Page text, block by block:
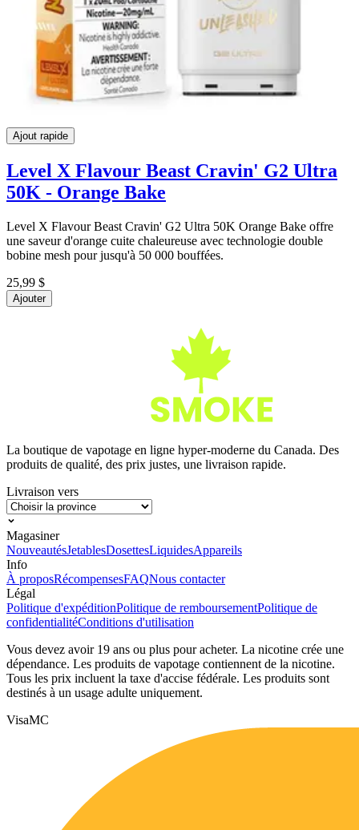
Ajout rapide
Level X Flavour Beast Cravin' G2 Ultra
50K - Orange Bake
Level X Flavour Beast Cravin' G2 Ultra 50K Orange Bake offre
une saveur d'orange cuite chaleureuse avec technologie double
bobine mesh pour jusqu'à 50 000 bouffées.
25,99 $
Ajouter
La boutique de vapotage en ligne hyper-moderne du Canada. Des
produits de qualité, des prix justes, une livraison rapide.
Livraison vers
Magasiner
NouveautésJetablesDosettesLiquidesAppareils
Info
À proposRécompensesFAQNous contacter
Légal
Politique d'expéditionPolitique de remboursementPolitique de
confidentialitéConditions d'utilisation
Vous devez avoir 19 ans ou plus pour acheter. La nicotine crée une
dépendance. Les produits de vapotage contiennent de la nicotine.
Tous les prix incluent la taxe d'accise fédérale. Les produits sont
destinés à un usage adulte uniquement.
VisaMC